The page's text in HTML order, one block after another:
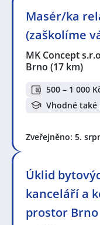
Masér/ka
(zaškolíme
MK Concept
Brno (17 km)
500 – 1 000
Vhodné
Zveřejněno: 5.
Úklid
kanceláří a
prostor Brno